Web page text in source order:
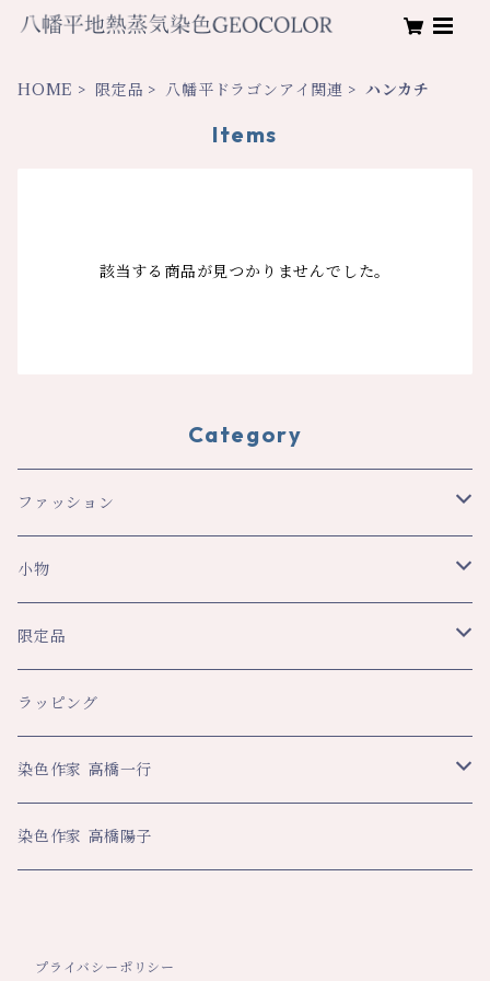
HOME 限定品 八幡平ドラゴンアイ関連 ハンカチ
Items
該当する商品が見つかりませんでした。
Category
ファッション
スカーフ・ショール
ショール
スカーフ
レディース
トップス
スカート・パンツ
メンズ
ネクタイ
マフラー・ストール
小物
文具
ペンケース
ブックカバー
生活
ハンカチ
大判ハンカチ
ビジネス
名刺入れ
その他
限定品
八幡平ドラゴンアイ関連
ハンカチ
スカーフ
数量限定企画品
平舘高校共同企画品
ラッピング
染色作家 高橋一行
アートクロス
染色作家 高橋陽子
プライバシーポリシー